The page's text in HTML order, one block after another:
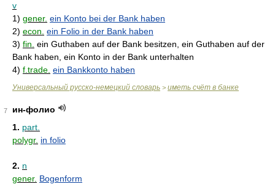
v
1) gener. ein Konto bei der Bank haben
2) econ. ein Folio in der Bank haben
3) fin. ein Guthaben auf der Bank besitzen, ein Guthaben auf der
Bank haben, ein Konto in der Bank unterhalten
4) f.trade. ein Bankkonto haben
Универсальный русско-немецкий словарь > иметь счёт в банке
7
ин-фолио
1. part.
polygr. in folio
2. n
gener. Bogenform